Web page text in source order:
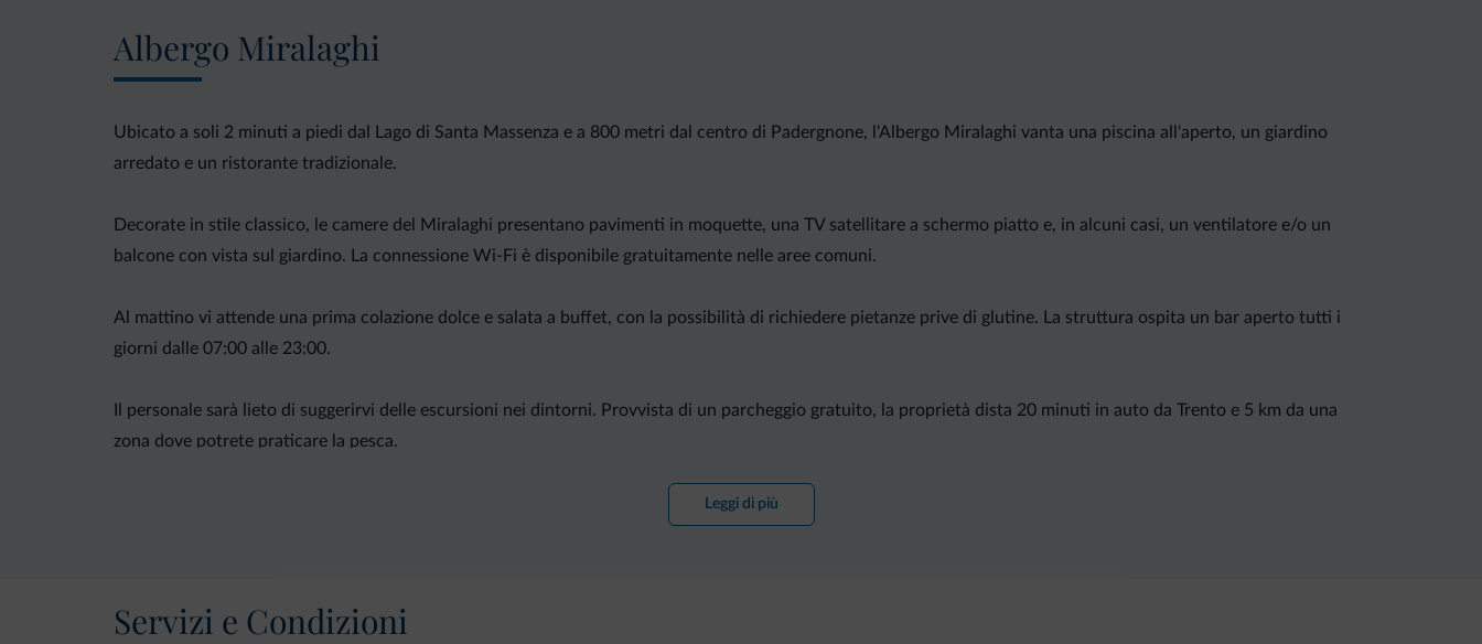
Albergo Miralaghi
Ubicato a soli 2 minuti a piedi dal Lago di Santa Massenza e a 800 metri dal centro di Padergnone, l'Albergo Miralaghi vanta una piscina all'aperto, un giardino
arredato e un ristorante tradizionale.
Decorate in stile classico, le camere del Miralaghi presentano pavimenti in moquette, una TV satellitare a schermo piatto e, in alcuni casi, un ventilatore e/o un
balcone con vista sul giardino. La connessione Wi-Fi è disponibile gratuitamente nelle aree comuni.
Al mattino vi attende una prima colazione dolce e salata a buffet, con la possibilità di richiedere pietanze prive di glutine. La struttura ospita un bar aperto tutti i
giorni dalle 07:00 alle 23:00.
Il personale sarà lieto di suggerirvi delle escursioni nei dintorni. Provvista di un parcheggio gratuito, la proprietà dista 20 minuti in auto da Trento e 5 km da una
zona dove potrete praticare la pesca.
Leggi di più
Servizi e Condizioni